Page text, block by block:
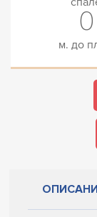
0
м. до